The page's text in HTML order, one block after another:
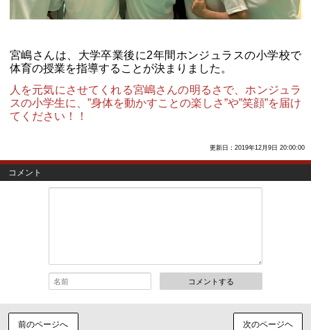
宮嶋さんは、大学卒業後に2年間ホンジュラスの小学校で
体育の授業を指導することが決まりました。
人を元気にさせてくれる宮嶋さんの明るさで、ホンジュラ
スの小学生に、”身体を動かすことの楽しさ”や”笑顔”を届け
てください！！
更新日：2019年12月9日 20:00:00
コメント
コメントする
前のページへ 次のページヘ